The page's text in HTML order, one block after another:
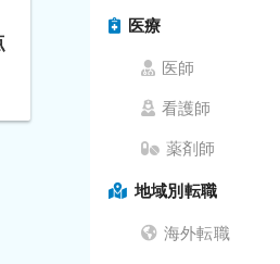
医療
医師
看護師
薬剤師
地域別転職
海外転職